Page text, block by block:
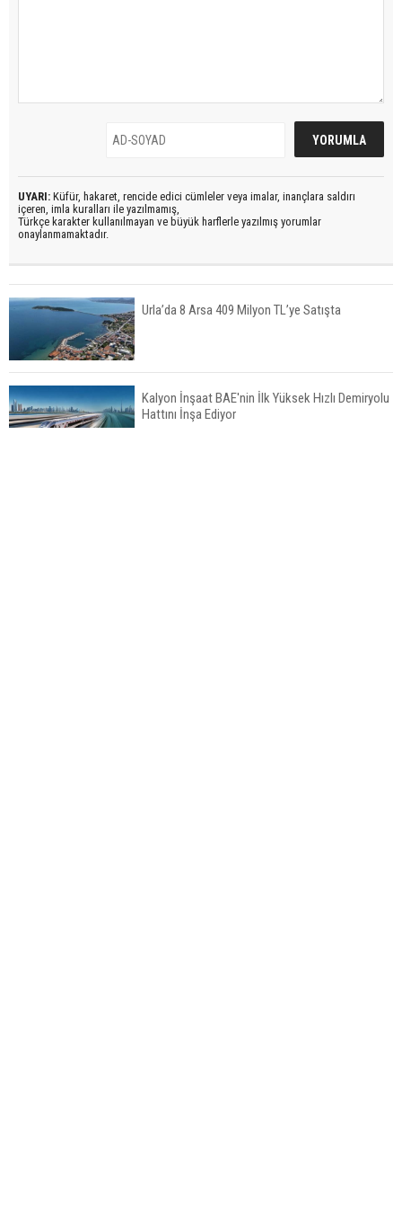
UYARI: Küfür, hakaret, rencide edici cümleler veya imalar, inançlara saldırı
içeren, imla kuralları ile yazılmamış,
Türkçe karakter kullanılmayan ve büyük harflerle yazılmış yorumlar
onaylanmamaktadır.
Urla’da 8 Arsa 409 Milyon TL’ye Satışta
Kalyon İnşaat BAE'nin İlk Yüksek Hızlı Demiryolu
Hattını İnşa Ediyor